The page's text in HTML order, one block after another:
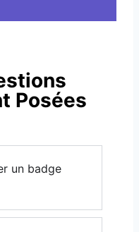
Posées
un badge